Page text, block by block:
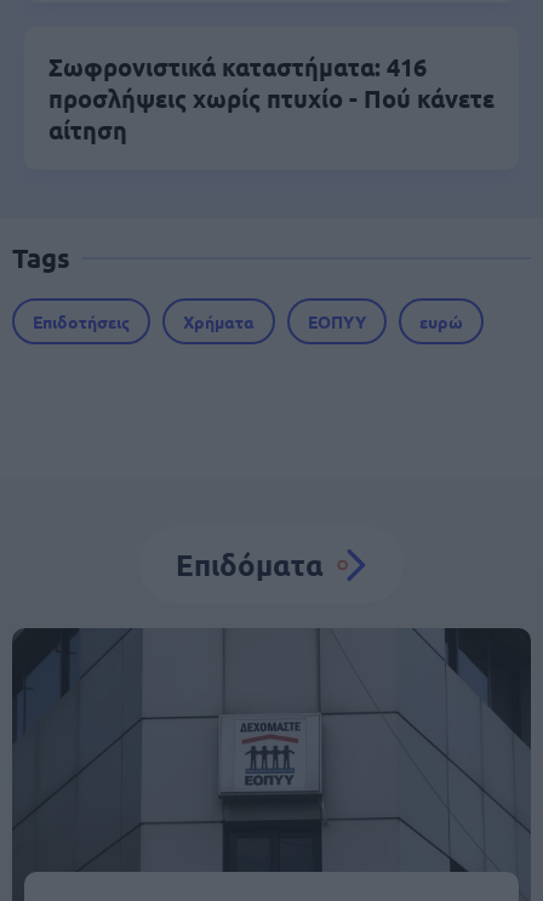
Σωφρονιστικά καταστήματα: 416
προσλήψεις χωρίς πτυχίο - Πού κάνετε
αίτηση
Tags
Επιδοτήσεις Χρήματα ΕΟΠΥΥ ευρώ
Επιδόματα